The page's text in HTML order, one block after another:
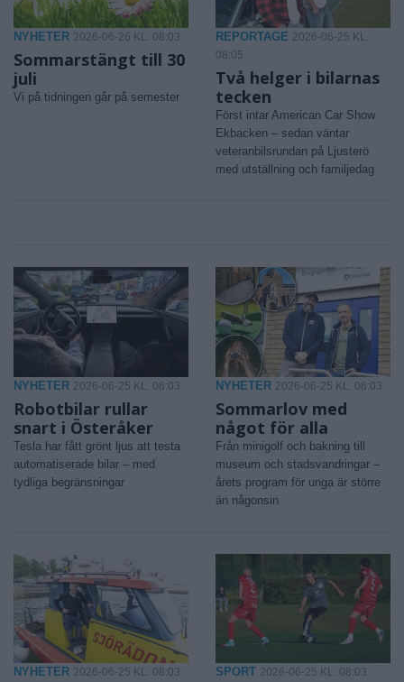
NYHETER 2026-06-26 KL. 08:03
Sommarstängt till 30
juli
Vi på tidningen går på semester
REPORTAGE 2026-06-25 KL.
08:05
Två helger i bilarnas
tecken
Först intar American Car Show
Ekbacken – sedan väntar
veteranbilsrundan på Ljusterö
med utställning och familjedag
NYHETER 2026-06-25 KL. 08:03
Robotbilar rullar
snart i Österåker
Tesla har fått grönt ljus att testa
automatiserade bilar – med
tydliga begränsningar
NYHETER 2026-06-25 KL. 08:03
Sommarlov med
något för alla
Från minigolf och bakning till
museum och stadsvandringar –
årets program för unga är större
än någonsin
NYHETER 2026-06-25 KL. 08:03 SPORT 2026-06-25 KL. 08:03